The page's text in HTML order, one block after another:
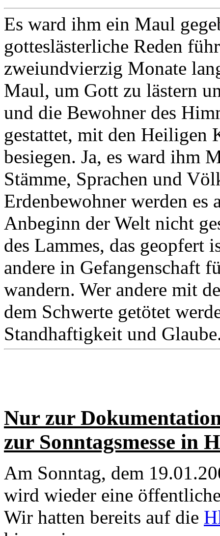
Es ward ihm ein Maul
gotteslästerliche Reden
zweiundvierzig Monate
Maul, um Gott zu lästern
und die Bewohner des
gestattet, mit den Heiligen
besiegen. Ja, es ward ihm
Stämme, Sprachen und
Erdenbewohner werden es
Anbeginn der Welt nicht
des Lammes, das geopfert
andere in Gefangenschaft
wandern. Wer andere mit
dem Schwerte getötet
Standhaftigkeit und
Nur zur
zur Sonntagsmesse in
Am Sonntag, dem
wird wieder eine
Wir hatten bereits auf die